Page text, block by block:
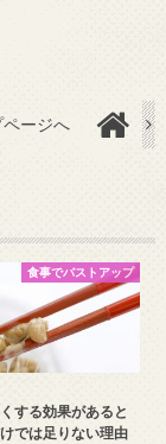
ページへ
食事でバストアップ
する効果があると
では足りない理由